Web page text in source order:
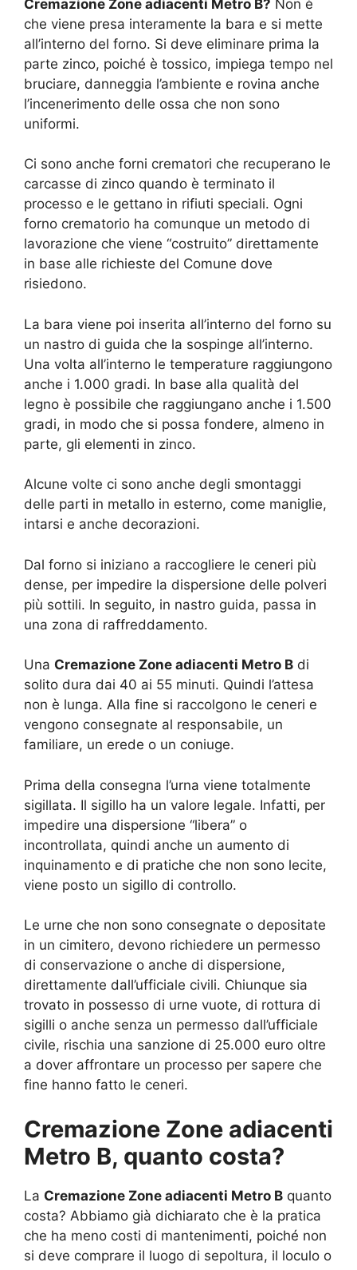
Cremazione Zone adiacenti Metro B? Non è
che viene presa interamente la bara e si mette
all’interno del forno. Si deve eliminare prima la
parte zinco, poiché è tossico, impiega tempo nel
bruciare, danneggia l’ambiente e rovina anche
l’incenerimento delle ossa che non sono
uniformi.
Ci sono anche forni crematori che recuperano le
carcasse di zinco quando è terminato il
processo e le gettano in rifiuti speciali. Ogni
forno crematorio ha comunque un metodo di
lavorazione che viene “costruito” direttamente
in base alle richieste del Comune dove
risiedono.
La bara viene poi inserita all’interno del forno su
un nastro di guida che la sospinge all’interno.
Una volta all’interno le temperature raggiungono
anche i 1.000 gradi. In base alla qualità del
legno è possibile che raggiungano anche i 1.500
gradi, in modo che si possa fondere, almeno in
parte, gli elementi in zinco.
Alcune volte ci sono anche degli smontaggi
delle parti in metallo in esterno, come maniglie,
intarsi e anche decorazioni.
Dal forno si iniziano a raccogliere le ceneri più
dense, per impedire la dispersione delle polveri
più sottili. In seguito, in nastro guida, passa in
una zona di raffreddamento.
Una Cremazione Zone adiacenti Metro B di
solito dura dai 40 ai 55 minuti. Quindi l’attesa
non è lunga. Alla fine si raccolgono le ceneri e
vengono consegnate al responsabile, un
familiare, un erede o un coniuge.
Prima della consegna l’urna viene totalmente
sigillata. Il sigillo ha un valore legale. Infatti, per
impedire una dispersione “libera” o
incontrollata, quindi anche un aumento di
inquinamento e di pratiche che non sono lecite,
viene posto un sigillo di controllo.
Le urne che non sono consegnate o depositate
in un cimitero, devono richiedere un permesso
di conservazione o anche di dispersione,
direttamente dall’ufficiale civili. Chiunque sia
trovato in possesso di urne vuote, di rottura di
sigilli o anche senza un permesso dall’ufficiale
civile, rischia una sanzione di 25.000 euro oltre
a dover affrontare un processo per sapere che
fine hanno fatto le ceneri.
Cremazione Zone adiacenti
Metro B, quanto costa?
La Cremazione Zone adiacenti Metro B quanto
costa? Abbiamo già dichiarato che è la pratica
che ha meno costi di mantenimenti, poiché non
si deve comprare il luogo di sepoltura, il loculo o